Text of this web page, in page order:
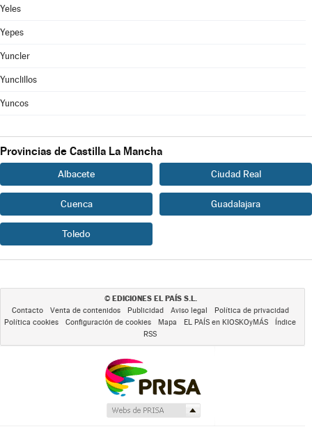
Yeles
Yepes
Yuncler
Yunclillos
Yuncos
Provincias de Castilla La Mancha
Albacete Ciudad Real
Cuenca Guadalajara
Toledo
© EDICIONES EL PAÍS S.L.
Contacto Venta de contenidos Publicidad Aviso legal
Política de privacidad
Política cookies
Configuración de cookies Mapa EL PAÍS en KIOSKOyMÁS
Índice
RSS